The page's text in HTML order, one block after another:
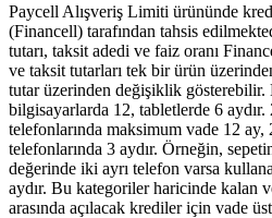
Paycell Alışveriş Limiti ürününde
(Financell) tarafından tahsis
tutarı, taksit adedi ve faiz oranı
ve taksit tutarları tek bir ürün
tutar üzerinden değişiklik gösterebilir.
bilgisayarlarda 12, tabletlerde 6
telefonlarında maksimum vade 12
telefonlarında 3 aydır. Örneğin,
değerinde iki ayrı telefon varsa
aydır. Bu kategoriler haricinde kalan
arasında açılacak krediler için vade üst